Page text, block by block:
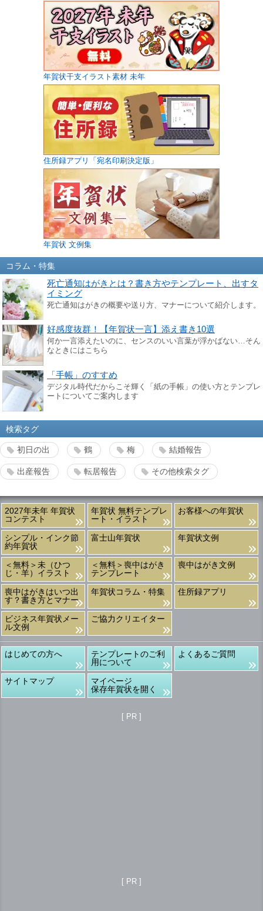
年賀状干支イラスト素材 未年
住所録アプリ「宛名印刷決定版」
年賀状 文例集
コラム・特集
死亡通知はがきとは？書き方やテンプレート、出すタ
イミング
死亡通知はがきの概要や送り方、マナーについて紹介します。
好感度抜群！【年賀状一言】添え書き10選
何か一言添えたいのに、センスのいい言葉が浮かばない…そん
なときにはこちら
「手帳」のすすめ
デジタル時代だからこそ輝く「紙の手帳」の使い方とテンプレ
ートについてご案内します
検索タグ
初日の出 鶴 梅 結婚報告
出産報告 転居報告 その他検索タグ
2027年未年 年賀状
コンテスト
年賀状 無料テンプレ
ート・イラスト
お客様への年賀状
シンプル・インク節
約年賀状
富士山年賀状 年賀状文例
＜無料＞未（ひつ
じ・羊）イラスト
＜無料＞喪中はがき
テンプレート
喪中はがき文例
喪中はがきはいつ出
す？書き方とマナー
年賀状コラム・特集 住所録アプリ
ビジネス年賀状メー
ル文例
ご協力クリエイター
はじめての方へ
テンプレートのご利
用について
よくあるご質問
サイトマップ
マイページ
保存年賀状を開く
[ PR ]
[ PR ]